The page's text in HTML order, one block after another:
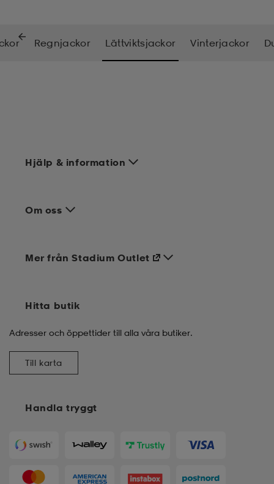
Regnjackor Lättviktsjackor Vinterjackor
Hjälp & information
Om oss
Handla tryggt
Mer från Stadium Outlet
Hitta butik
Adresser och öppettider till alla våra butiker.
Till karta